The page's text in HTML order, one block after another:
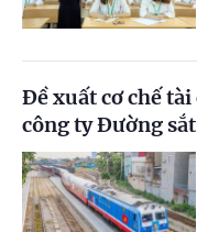
Đề xuất cơ chế
công ty Đường